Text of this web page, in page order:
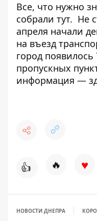
Все, что нужно
собрали тут. Не
апреля начали
на въезд
город
пропускных
информация —
👍 🔥 ♥
НОВОСТИ ДНЕПРА